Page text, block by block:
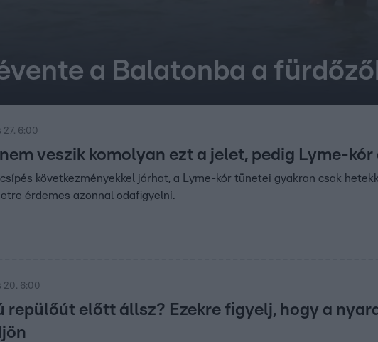
a Balatonba a
27. 6:00
veszik komolyan ezt a jelet, pedig Lyme-
következményekkel járhat, a Lyme-kór tünetei gyakran csak
érdemes azonnal odafigyelni.
20. 6:00
repülőút előtt állsz? Ezekre figyelj, hogy a